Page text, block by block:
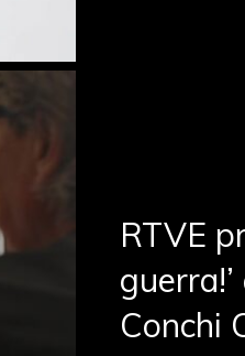
RTVE
Conchi